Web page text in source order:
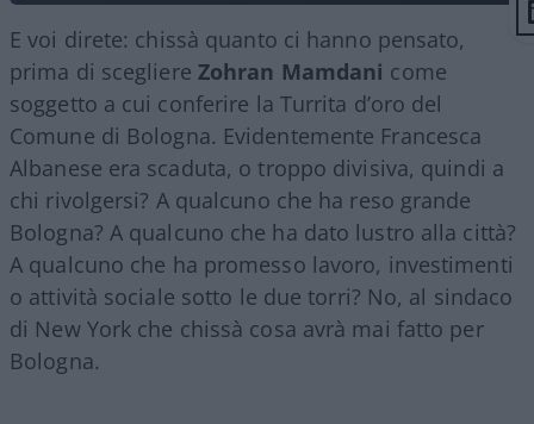
E voi direte: chissà quanto ci hanno pensato,
prima di scegliere Zohran Mamdani come
soggetto a cui conferire la Turrita d’oro del
Comune di Bologna. Evidentemente Francesca
Albanese era scaduta, o troppo divisiva, quindi a
chi rivolgersi? A qualcuno che ha reso grande
Bologna? A qualcuno che ha dato lustro alla città?
A qualcuno che ha promesso lavoro, investimenti
o attività sociale sotto le due torri? No, al sindaco
di New York che chissà cosa avrà mai fatto per
Bologna.